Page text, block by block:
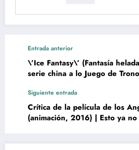
Entrada anterior
\’Ice Fantasy\’ (Fantasía
serie china a lo Juego de
Siguiente entrada
Crítica de la película de los
(animación, 2016) | Esto ya